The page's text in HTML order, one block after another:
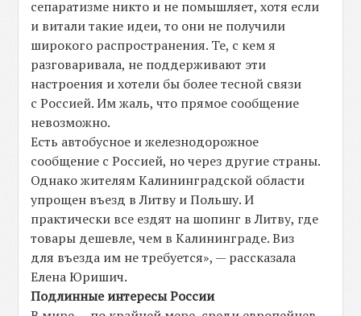
сепаратизме никто и не помышляет, хотя если
и витали такие идеи, то они не получили
широкого распространения. Те, с кем я
разговаривала, не поддерживают эти
настроения и хотели бы более тесной связи
с Россией. Им жаль, что прямое сообщение
невозможно.
Есть автобусное и железнодорожное
сообщение с Россией, но через другие страны.
Однако жителям Калининградской области
упрощен въезд в Литву и Польшу. И
практически все ездят на шопинг в Литву, где
товары дешевле, чем в Калининграде. Виз
для въезда им не требуется», — рассказала
Елена Юришич.
Подлинные интересы России